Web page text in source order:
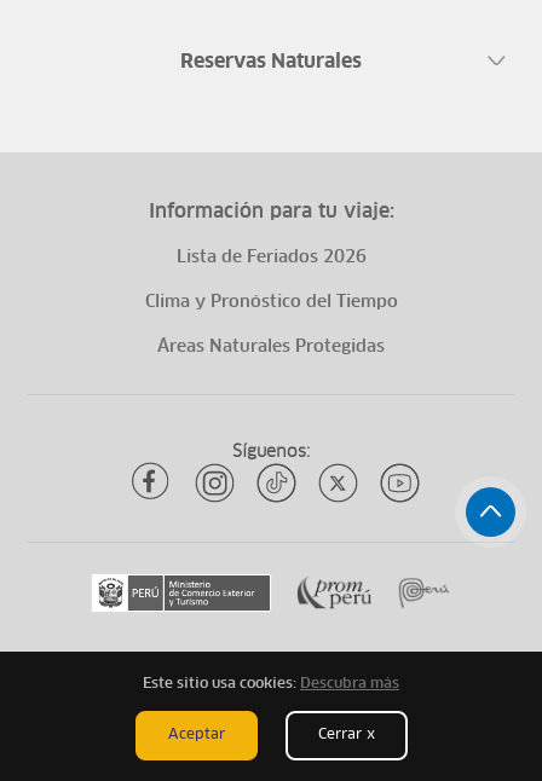
Reservas Naturales
Información para tu viaje:
Lista de Feriados 2026
Clima y Pronóstico del Tiempo
Áreas Naturales Protegidas
Síguenos:
Todos los derechos reservadosytuqueplanes 2026
Mapa de Sitio Aviso Legal Términos Legales
Este sitio usa cookies: Descubra más
Aceptar Cerrar x